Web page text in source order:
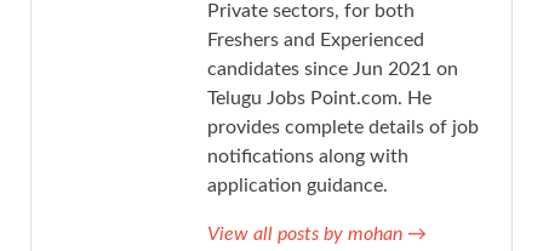
Private sectors, for both
Freshers and Experienced
candidates since Jun 2021 on
Telugu Jobs Point.com. He
provides complete details of job
notifications along with
application guidance.
View all posts by mohan →